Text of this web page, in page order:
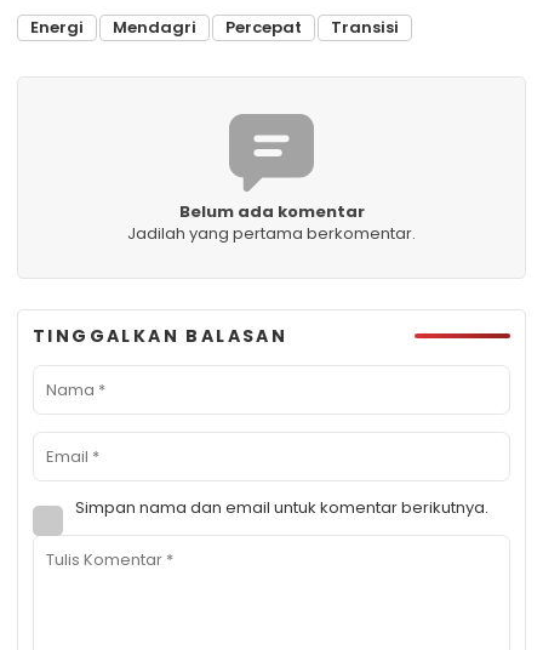
Energi Mendagri Percepat Transisi
Belum ada komentar
Jadilah yang pertama berkomentar.
TINGGALKAN BALASAN
Simpan nama dan email untuk komentar berikutnya.